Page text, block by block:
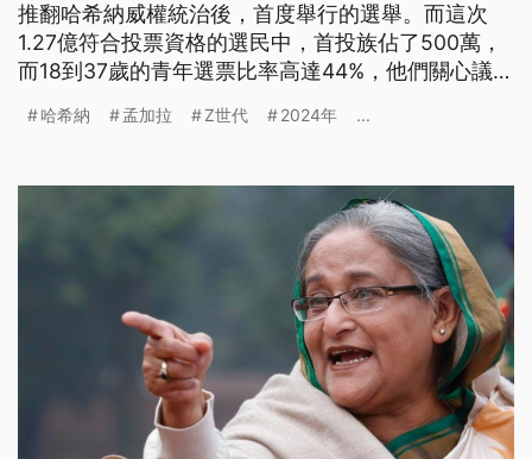
推翻哈希納威權統治後，首度舉行的選舉。而這次
1.27億符合投票資格的選民中，首投族佔了500萬，
而18到37歲的青年選票比率高達44%，他們關心議題
哈希納 孟加拉 Z世代 2024年 ...